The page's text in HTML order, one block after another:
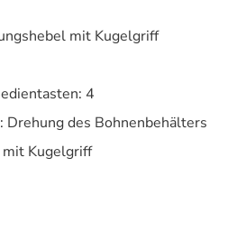
mit Kugelgriff
4
Drehung des Bohnenbehälters
Kugelgriff